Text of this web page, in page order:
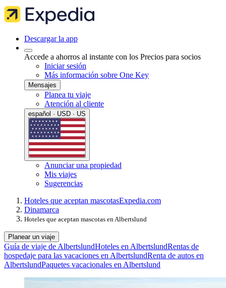
Descargar la app
Accede a ahorros al instante con los Precios para socios
Iniciar sesión
Más información sobre One Key
Mensajes
Planea tu viaje
Atención al cliente
español · USD · US
Anunciar una propiedad
Mis viajes
Sugerencias
Hoteles que aceptan mascotasExpedia.com
Dinamarca
Hoteles que aceptan mascotas en Albertslund
Planear un viaje
Guía de viaje de AlbertslundHoteles en AlbertslundRentas de
hospedaje para las vacaciones en AlbertslundRenta de autos en
AlbertslundPaquetes vacacionales en Albertslund